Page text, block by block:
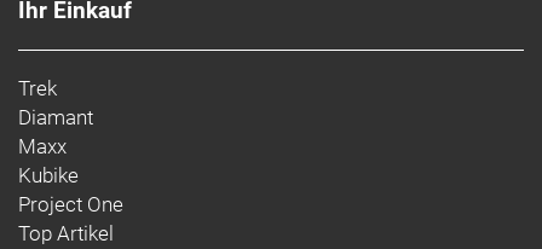
Ceintuurbaan 2-20C,
3847 LG, Harderwijk,
https://www.trekbikes.com/contactUs/
Warn- und Sicherheitsinformationen:
Trek-, Bontrager- und Electra-Produkte: https://www.trekbikes.com/manuals/
Diamant-Produkte: https://www.diamantrad.com/manuals/
Ihr Einkauf
Trek
Diamant
Maxx
Kubike
Project One
Top Artikel